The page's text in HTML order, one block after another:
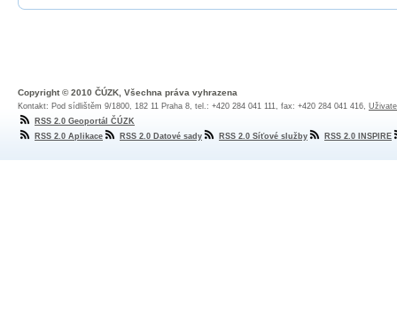
Copyright © 2010 ČÚZK, Všechna práva vyhrazena
Kontakt: Pod sídlištěm 9/1800, 182 11 Praha 8, tel.: +420 284 041 111, fax: +420 284 041 416,
RSS 2.0 Geoportál ČÚZK
RSS 2.0 Aplikace
RSS 2.0 Datové sady RSS 2.0 Síťové služby RSS 2.0 INSPIRE